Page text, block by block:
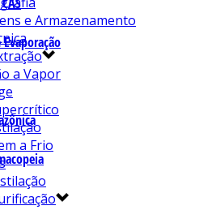
Evaporação
e Armazenamento
a Vapor
a Frio